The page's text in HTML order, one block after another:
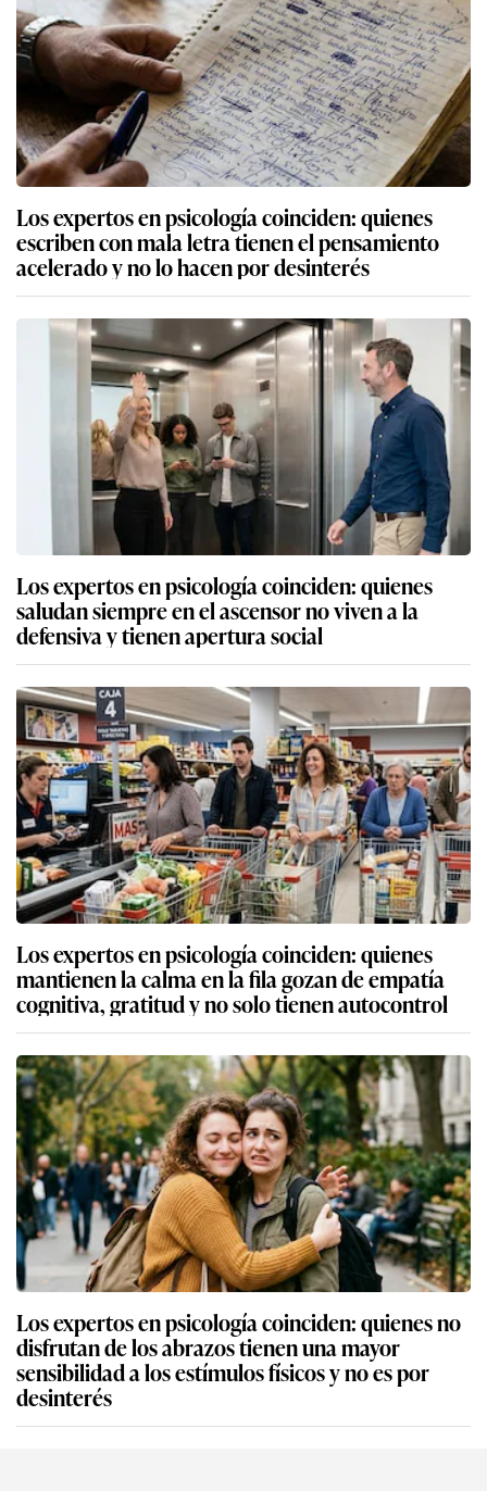
Los expertos en psicología coinciden: quienes
escriben con mala letra tienen el pensamiento
acelerado y no lo hacen por desinterés
Los expertos en psicología coinciden: quienes
saludan siempre en el ascensor no viven a la
defensiva y tienen apertura social
Los expertos en psicología coinciden: quienes
mantienen la calma en la fila gozan de empatía
cognitiva, gratitud y no solo tienen autocontrol
Los expertos en psicología coinciden: quienes no
disfrutan de los abrazos tienen una mayor
sensibilidad a los estímulos físicos y no es por
desinterés